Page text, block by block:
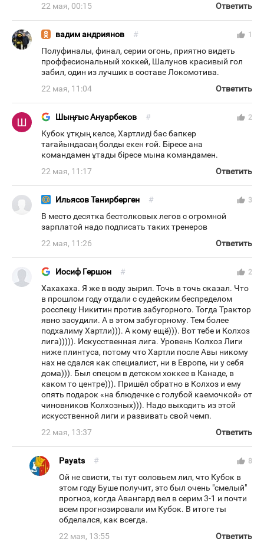
22 мая, 00:15 Ответить
вадим андриянов # thumb_up 1
Полуфиналы, финал, серии огонь, приятно видеть
проффесиональный хоккей, Шалунов красивый гол
забил, один из лучших в составе Локомотива.
22 мая, 11:04
Ответить
Шыңғыс Ануарбеков # thumb_up 2
Кубок ұтқың келсе, Хартлиді бас бапкер
тағайындасаң болды екен ғой. Біресе ана
командамен ұтады біресе мына командамен.
22 мая, 11:17
Ответить
Ильясов Танирберген # thumb_up 3
В место десятка бестолковых легов с огромной
зарплатой надо подписать таких тренеров
22 мая, 11:26
Ответить
Иосиф Гершон # thumb_up 2
Хахахаха. Я же в воду зырил. Точь в точь сказал. Что
в прошлом году отдали с судейским беспределом
росспецу Никитин против забугорного. Тогда Трактор
явно засудили. А в этом забугорному. Тем более
подхалиму Хартли))). А кому ещё))). Вот тебе и Колхоз
лига))))). Искусственная лига. Уровень Колхоз Лиги
ниже плинтуса, потому что Хартли после Авы никому
нах не сдался как специалист, ни в Европе, ни у себя
дома))). Был спецом в детском хоккее в Канаде, в
каком то центре))). Пришёл обратно в Колхоз и ему
опять подарок «на блюдечке с голубой каемочкой» от
чиновников Колхозных))). Надо выходить из этой
искусственной лиги и развивать свой чемп.
22 мая, 13:37
Ответить
Payats # thumb_up 8
Ой не свисти, ты тут соловьем лил, что Кубок в
этом году Буше получит, это был очень "смелый"
прогноз, когда Авангард вел в серим 3-1 и почти
всем прогнозировали им Кубок. В итоге ты
обделался, как всегда.
22 мая, 13:55
Ответить